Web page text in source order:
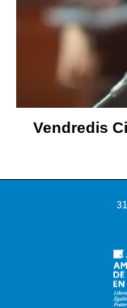
Vendredis